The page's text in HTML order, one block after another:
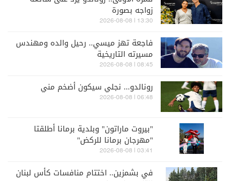
زواجه بصورة
13:30 | 2026-08-08
فاجعة تهز ميسي.. رحيل والده ومهندس
مسيرته التاريخية
08:45 | 2026-08-08
رونالدو... نجلي سيكون أضخم مني
06:48 | 2026-08-08
"بيروت ماراتون" وبلدية برمانا أطلقتا
"مهرجان برمانا للركض"
03:41 | 2026-08-08
في بشمزين.. اختتام منافسات كأس لبنان